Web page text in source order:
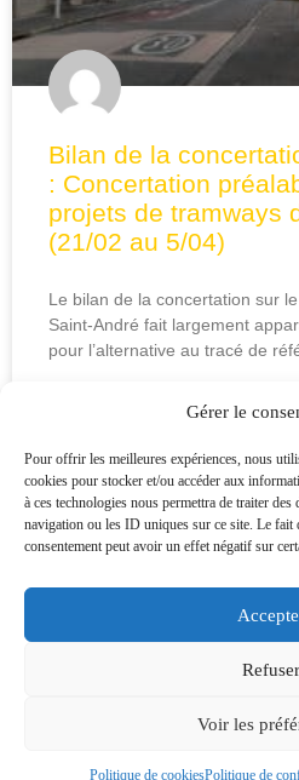
Gérer le
Pour offrir les meilleures expériences, nous
cookies pour stocker et/ou accéder aux
à ces technologies nous permettra de traiter
navigation ou les ID uniques sur ce site. Le fait
consentement peut avoir un effet négatif sur
Refuser
Voir les
Politique de cookiesPolitique de
Bilan de la
: Concertation
projets de tramways
(21/02 au 5/04)
Le bilan de la concertation sur
Saint-André fait largement
pour l’alternative au tracé de
03/02/2026
1 2 3
Osons Saint-André avec
élections
lez-Lille des 15 et